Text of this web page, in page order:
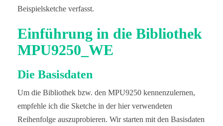
Beispielsketche verfasst.
Einführung in die Bibliothek
MPU9250_WE
Die Basisdaten
Um die Bibliothek bzw. den MPU9250 kennenzulernen,
empfehle ich die Sketche in der hier verwendeten
Reihenfolge auszuprobieren. Wir starten mit den Basisdaten